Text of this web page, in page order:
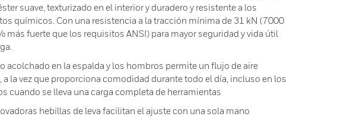
suave, texturizado en el interior y duradero y resistente a los
químicos. Con una resistencia a la tracción mínima de 31 kN (7000
más fuerte que los requisitos ANSI) para mayor seguridad y vida útil
acolchado en la espalda y los hombros permite un flujo de aire
a la vez que proporciona comodidad durante todo el día, incluso en los
cuando se lleva una carga completa de herramientas
hebillas de leva facilitan el ajuste con una sola mano